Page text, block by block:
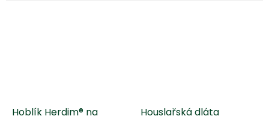
Hoblík Herdim® na
Houslařská dláta